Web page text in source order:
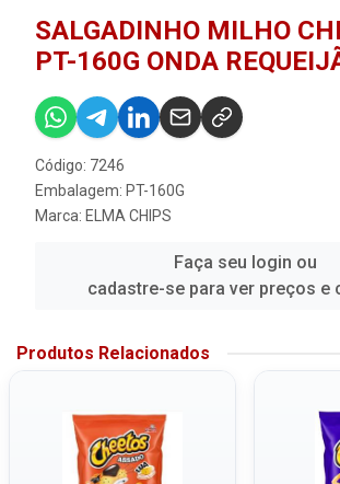
SALGADINHO MILHO
PT-160G ONDA
Código: 7246
Embalagem: PT-160G
Marca: ELMA CHIPS
Faça seu login ou
cadastre-se para ver preços e
Produtos Relacionados